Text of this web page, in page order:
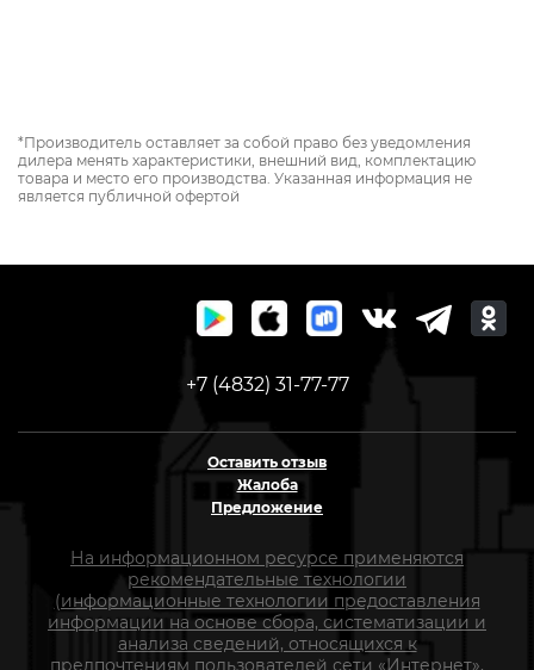
*Производитель оставляет за собой право без уведомления
дилера менять характеристики, внешний вид, комплектацию
товара и место его производства. Указанная информация не
является публичной офертой
+7 (4832) 31-77-77
Оставить отзыв
Жалоба
Предложение
На информационном ресурсе применяются
рекомендательные технологии
(информационные технологии предоставления
информации на основе сбора, систематизации и
анализа сведений, относящихся к
предпочтениям пользователей сети «Интернет»,